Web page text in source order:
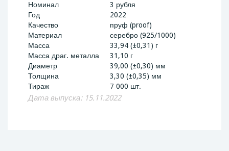
Номинал
3 рубля
Год
2022
Качество
пруф (proof)
Материал
серебро (925/1000)
Масса
33,94 (±0,31) г
Масса драг. металла
31,10 г
Диаметр
39,00 (±0,30) мм
Толщина
3,30 (±0,35) мм
Тираж
7 000 шт.
Дата выпуска: 15.11.2022